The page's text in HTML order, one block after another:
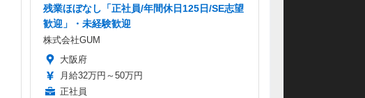
残業ほぼなし「正社員/年間休日125日/SE志望
歓迎」・未経験歓迎
株式会社GUM
大阪府
月給32万円～50万円
正社員